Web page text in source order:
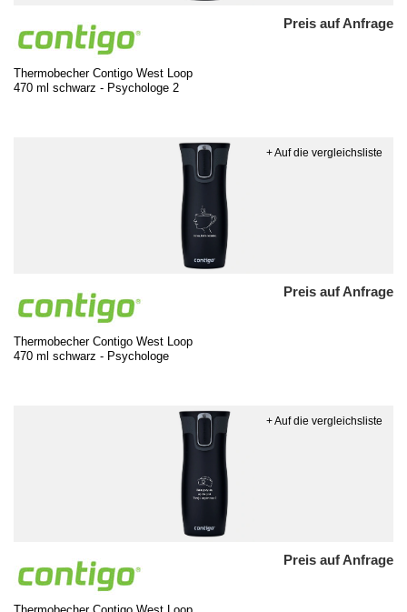
Thermobecher Contigo West Loop
470 ml schwarz - Psychologe 2
Preis auf Anfrage
Thermobecher Contigo West Loop
470 ml schwarz - Psychologe
Preis auf Anfrage
+ Auf die vergleichsliste
Preis auf Anfrage
+ Auf die vergleichsliste